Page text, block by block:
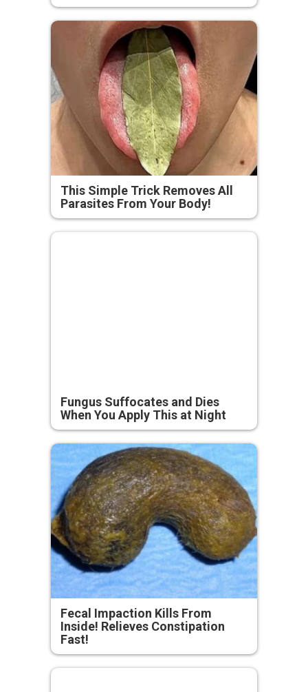
This Simple Trick Removes All
Parasites From Your Body!
Fungus Suffocates and Dies
When You Apply This at Night
Fecal Impaction Kills From
Inside! Relieves Constipation
Fast!